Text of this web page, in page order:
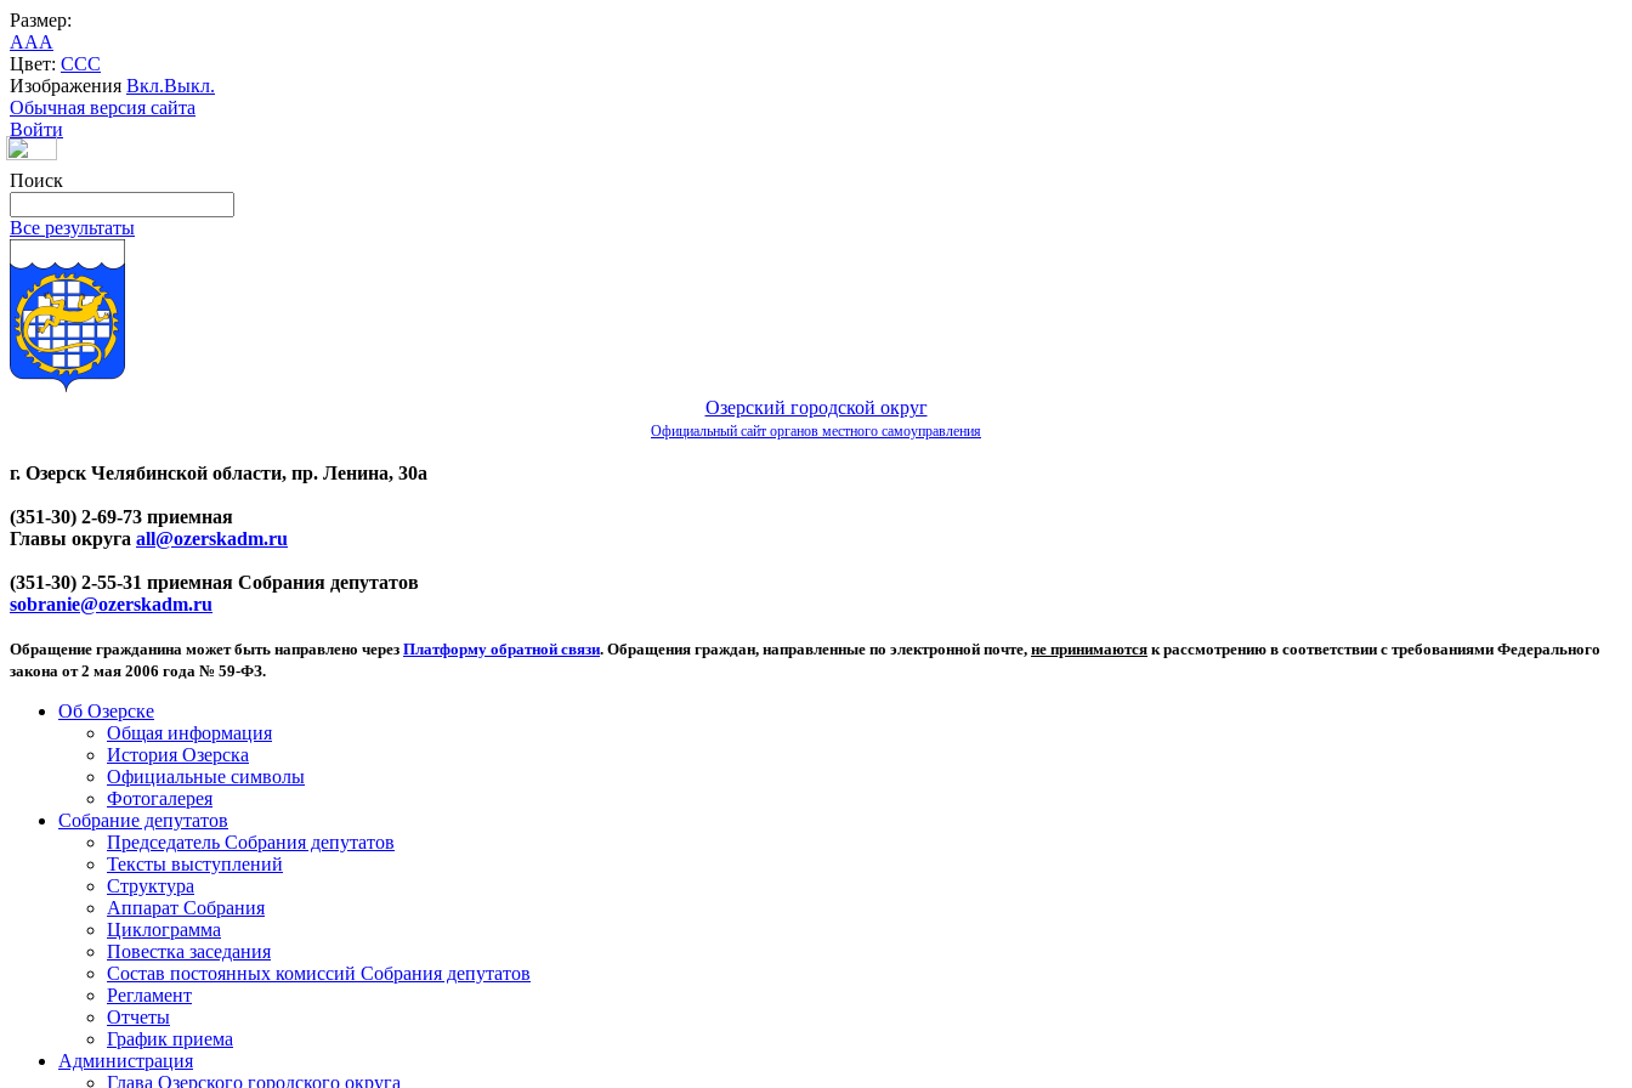
Размер:
AAA
Цвет: CCC
Изображения Вкл.Выкл.
Обычная версия сайта
Войти
Поиск
Все результаты
Озерский городской округ
Официальный сайт органов местного самоуправления
г. Озерск Челябинской области, пр. Ленина, 30а
(351-30) 2-69-73 приемная
Главы округа all@ozerskadm.ru
(351-30) 2-55-31 приемная Собрания депутатов
sobranie@ozerskadm.ru
Обращение гражданина может быть направлено через Платформу обратной связи. Обращения граждан, направленные по электронной почте, не принимаются к рассмотрению в соответствии с требованиями Федерального
закона от 2 мая 2006 года № 59-ФЗ.
Об Озерске
Общая информация
История Озерска
Официальные символы
Фотогалерея
Собрание депутатов
Председатель Собрания депутатов
Тексты выступлений
Структура
Аппарат Собрания
Циклограмма
Повестка заседания
Состав постоянных комиссий Собрания депутатов
Регламент
Отчеты
График приема
Администрация
Глава Озерского городского округа